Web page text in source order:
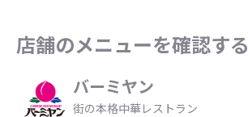
店舗のメニューを確認する
バーミヤン
街の本格中華レストラン